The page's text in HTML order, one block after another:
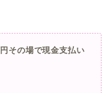
その場で現金支払い